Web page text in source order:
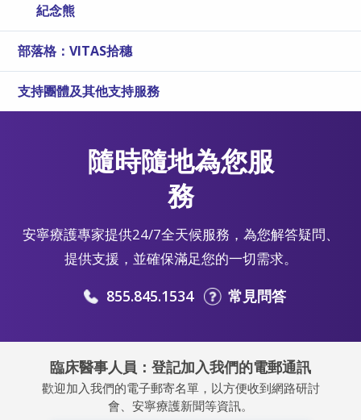
紀念熊
部落格：VITAS拾穗
支持團體及其他支持服務
隨時隨地為您服
務
安寧療護專家提供24/7全天候服務，為您解答疑問、
提供支援，並確保滿足您的一切需求。
855.845.1534 常見問答
臨床醫事人員：登記加入我們的電郵通訊
歡迎加入我們的電子郵寄名單，以方便收到網路研討
會、安寧療護新聞等資訊。